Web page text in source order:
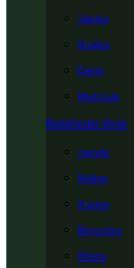
Jabuka
Kruška
Dunja
Mušmula
Bobičasto Voće
Jagode
Maline
Kupine
Borovnice
Ribizle